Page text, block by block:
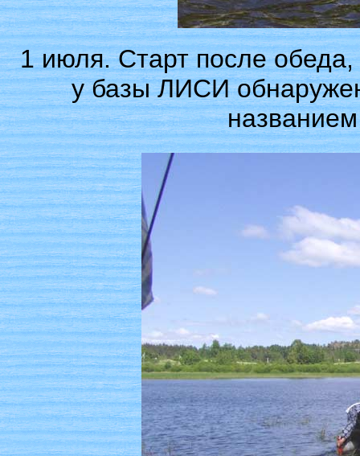
1 июля. Старт после
у базы ЛИСИ